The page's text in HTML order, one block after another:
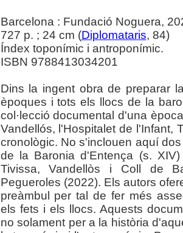
Barcelona : Fundació Noguera,
727 p. ; 24 cm (Diplomataris, 84)
Índex toponímic i antroponímic.
ISBN 9788413034201
Dins la ingent obra de preparar
èpoques i tots els llocs de la
col·lecció documental d'una
Vandellós, l'Hospitalet de l'Infant,
cronològic. No s'inclouen aquí
de la Baronia d'Entença (s.
Tivissa, Vandellòs i Coll de
Pegueroles (2022). Els autors
preàmbul per tal de fer més
els fets i els llocs. Aquests
no solament per a la història